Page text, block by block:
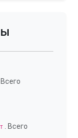
. Всего
. Всего